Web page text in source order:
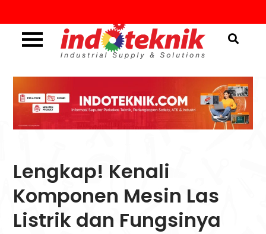
to
content
Seputar Teknik, Safety,
ATK & Industri
Lengkap! Kenali
Komponen Mesin Las
Listrik dan Fungsinya